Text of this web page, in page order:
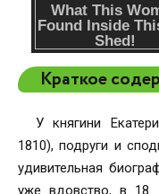
Краткое
У княгини
1810), подруги и
удивительная
уже вдовство, в 18